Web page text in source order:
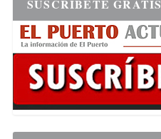
SUSCRÍBETE GRATIS